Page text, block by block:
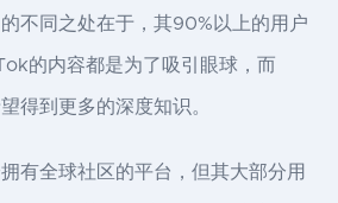
不同之处在于，其90%以上的用户
的内容都是为了吸引眼球，而
得到更多的深度知识。
有全球社区的平台，但其大部分用